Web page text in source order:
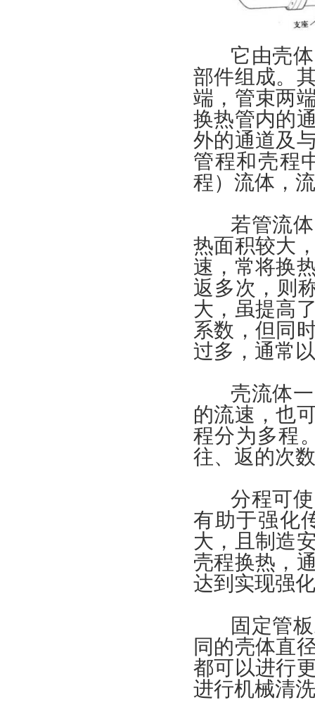
它由壳体
部件组成。
端，管束两
换热管内的
外的通道及
管程和壳程
程）流体，
若管流体
热面积较大
速，常将换
返多次，则
大，虽提高
系数，但同
过多，通常
壳流体一
的流速，也
程分为多程
往、返的次
分程可使
有助于强化
大，且制造
壳程换热，
达到实现强
固定管板
同的壳体直
都可以进行
进行机械清